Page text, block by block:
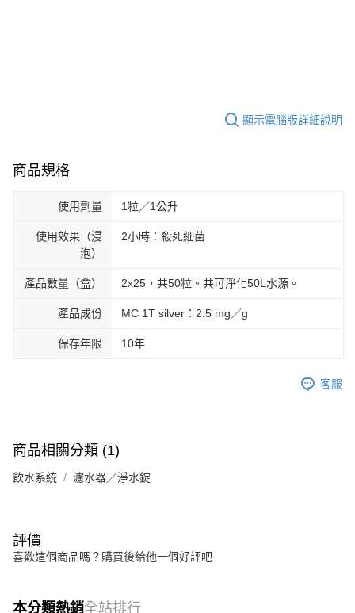
顯示電腦版詳細說明
商品規格
使用劑量 1粒／1公升
使用效果（浸
泡）
2小時：殺死細菌
產品數量（盒） 2x25，共50粒。共可淨化50L水源。
產品成份 MC 1T silver：2.5 mg／g
保存年限 10年
客服
商品相關分類 (1)
飲水系統 濾水器／淨水錠
評價
喜歡這個商品嗎？購買後給他一個好評吧
本分類熱銷全站排行